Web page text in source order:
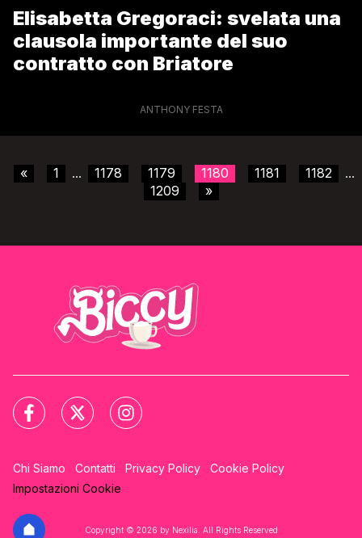
Elisabetta Gregoraci: svelata una
clausola importante del suo
contratto con Briatore
ANTHONY FESTA
« 1 ... 1178 1179 1180 1181 1182 ...
1209 »
Chi Siamo Contatti Privacy Policy
Cookie Policy
Impostazioni Cookie
Copyright © 2026 by Nexilia. All Rights Reserved